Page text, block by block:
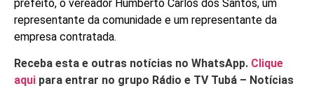
prefeito, o vereador Humberto Carlos dos Santos, um
representante da comunidade e um representante da
empresa contratada.
Receba esta e outras notícias no WhatsApp. Clique
aqui para entrar no grupo Rádio e TV Tubá – Notícias